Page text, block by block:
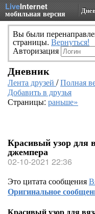
LiveInternet
мобильная версия
Вы были
страницы. Вернуться!
Авторизация
Дневник
Лента друзей /Полная
Добавить в друзья
Страницы: раньше»
Красивый узор для
джемпера
02-10-2021 22:36
Это цитата сообщения
Оригинальное